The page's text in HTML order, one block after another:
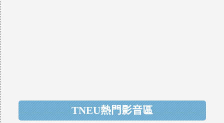
TNEU熱門影音區